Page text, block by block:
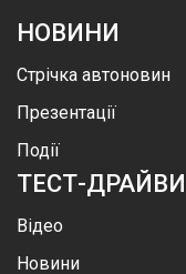
НОВИНИ
Стрічка автоновин
Презентації
Події
ТЕСТ-ДРАЙВИ
Відео
Новини